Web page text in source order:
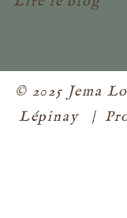
© 2025 Jema
Lépinay
|